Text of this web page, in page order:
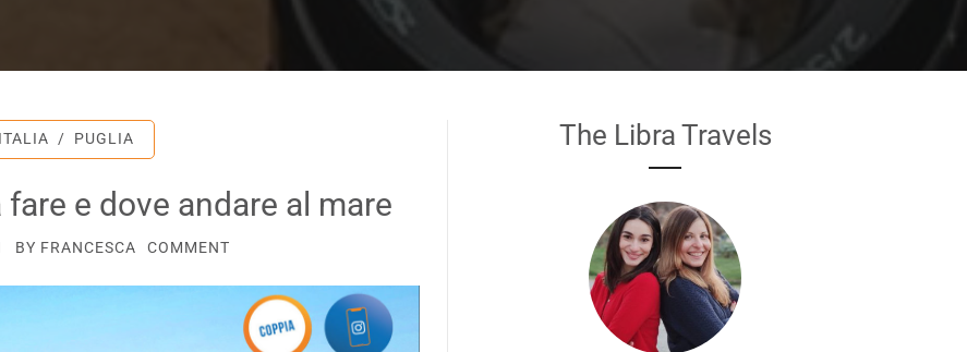
ITALIA / PUGLIA
e dove andare al mare
BY FRANCESCA COMMENT
The Libra Travels